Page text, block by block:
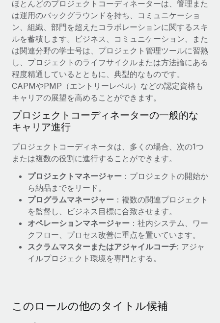
ほとんどのプロジェクトコーディネーターは、管理また
は運用のバックグラウンドを持ち、コミュニケーショ
ン、組織、部門を超えたコラボレーションに関するスキ
ルを蓄積します。ビジネス、コミュニケーション、また
は関連分野の学士号は、プロジェクト管理ツールに習熟
し、プロジェクトのライフサイクルまたは方法論にある
程度精通しているとともに、典型的なものです。
CAPMやPMP（エントリーレベル）などの認定資格も
キャリアの展望を高めることができます。
プロジェクトコーディネーターの一般的な
キャリア進行
プロジェクトコーディネータは、多くの場合、次の1つ
または複数の役割に進行することができます。
プロジェクトマネージャー ：プロジェクトの開始か
ら納品までをリード。
プログラムマネージャー ：複数の関連プロジェクト
を監督し、ビジネス目標に合致させます。
オペレーションマネージャー ：社内システム、ワー
クフロー、プロセス改善に重点を置いています。
スクラムマスターまたはアジャイルコーチ: アジャ
イルプロジェクト環境を専門とする。
このロールの他のタイトル候補